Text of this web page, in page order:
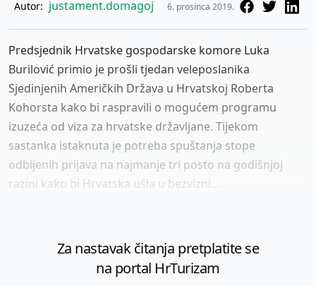
Autor: justament.domagoj 6. prosinca 2019.
Predsjednik Hrvatske gospodarske komore Luka
Burilović primio je prošli tjedan veleposlanika
Sjedinjenih Američkih Država u Hrvatskoj Roberta
Kohorsta kako bi raspravili o mogućem programu
izuzeća od viza za hrvatske državljane. Tijekom
sastanka istaknuta je potreba spuštanja stope
odbijenih prijava na najmanje tri posto na godišnjoj
razini kako bi Hrvatska ušla u bezvizni...
Za nastavak čitanja pretplatite se
na portal HrTurizam